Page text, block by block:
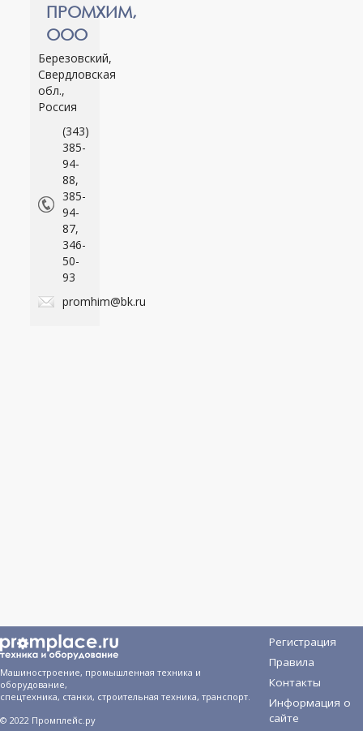
ПРОМХИМ,
ООО
Березовский,
Свердловская
обл.,
Россия
(343)
385-
94-
88,
385-
94-
87,
346-
50-
93
promhim@bk.ru
Машиностроение, промышленная техника и
оборудование,
спецтехника, станки, строительная техника, транспорт.
© 2022 Промплейс.ру
Регистрация
Правила
Контакты
Информация о
сайте